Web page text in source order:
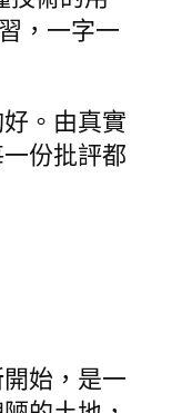
，一字一
。由真實
份批評都
始，是一